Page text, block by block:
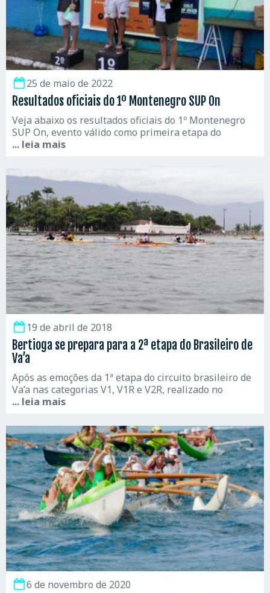
25 de maio de 2022
Resultados oficiais do 1º Montenegro SUP On
Veja abaixo os resultados oficiais do 1º Montenegro
SUP On, evento válido como primeira etapa do
... leia mais
19 de abril de 2018
Bertioga se prepara para a 2ª etapa do Brasileiro de
Va’a
Após as emoções da 1ª etapa do circuito brasileiro de
Va’a nas categorias V1, V1R e V2R, realizado no
... leia mais
6 de novembro de 2020